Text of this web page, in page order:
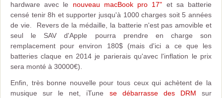
hardware avec le nouveau macBook pro 17" et sa batterie
censé tenir 8h et supporter jusqu'à 1000 charges soit 5 années
de vie. Revers de la médaille, la batterie n'est pas amovible et
seul le SAV d'Apple pourra prendre en charge son
remplacement pour environ 180$ (mais d'ici a ce que les
batteries claque en 2014 je parierais qu'avec l'inflation le prix
sera monté à 30000€).
Enfin, très bonne nouvelle pour tous ceux qui achètent de la
musique sur le net, iTune se débarrasse des DRM sur